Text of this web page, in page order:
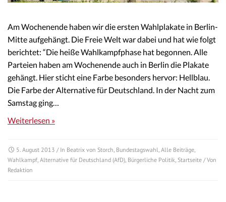
Am Wochenende haben wir die ersten Wahlplakate in Berlin-
Mitte aufgehängt. Die Freie Welt war dabei und hat wie folgt
berichtet: “Die heiße Wahlkampfphase hat begonnen. Alle
Parteien haben am Wochenende auch in Berlin die Plakate
gehängt. Hier sticht eine Farbe besonders hervor: Hellblau.
Die Farbe der Alternative für Deutschland. In der Nacht zum
Samstag ging…
Weiterlesen »
5. August 2013 / In Beatrix von Storch Bundestagswahl Alle Beiträge
Wahlkampf Alternative für Deutschland (AfD) Bürgerliche Politik Startseite / Von
Redaktion